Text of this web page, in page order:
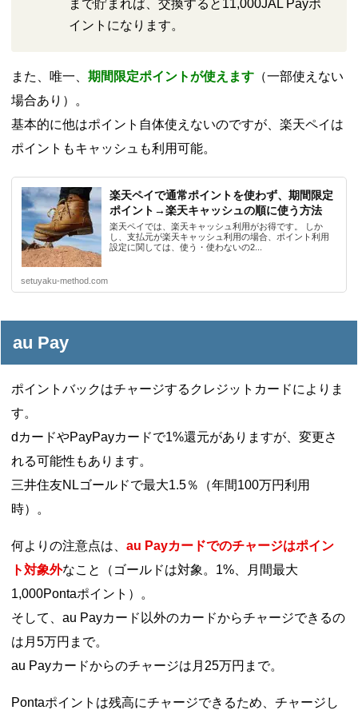
まで貯まれば、交換すると11,000JAL Payポ
イントになります。
また、唯一、期間限定ポイントが使えます （一部使えない
場合あり）。
基本的に他はポイント自体使えないのですが、楽天ペイは
ポイントもキャッシュも利用可能。
楽天ペイで通常ポイントを使わず、期間限定
ポイント→楽天キャッシュの順に使う方法
楽天ペイでは、楽天キャッシュ利用がお得です。 しか
し、支払元が楽天キャッシュ利用の場合、ポイント利用
設定に関しては、使う・使わないの2...
setuyaku-method.com
au Pay
ポイントバックはチャージするクレジットカードによりま
す。
dカードやPayPayカードで1%還元がありますが、変更さ
れる可能性もあります。
三井住友NLゴールドで最大1.5％（年間100万円利用
時）。
何よりの注意点は、au Payカードでのチャージはポイン
ト対象外なこと（ゴールドは対象。1%、月間最大
1,000Pontaポイント）。
そして、au Payカード以外のカードからチャージできるの
は月5万円まで。
au Payカードからのチャージは月25万円まで。
Pontaポイントは残高にチャージできるため、チャージし